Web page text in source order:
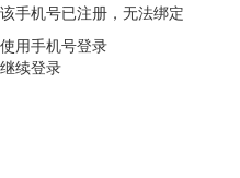
该手机号已注册，无法绑定
使用手机号登录
继续登录